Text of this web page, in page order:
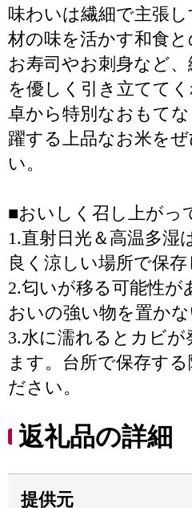
味わいは繊細で主張
材の味を活かす和食
お寿司やお刺身など
を優しく引き立てて
卓から特別なおもて
躍する上品なお米を
い。
■おいしく召し上がっ
1.直射日光＆高温多湿
良く涼しい場所で保存
2.匂いが移る可能性が
おいの強い物を置かな
3.水に濡れるとカビが
ます。台所で保存す
ださい。
返礼品の詳細
提供元